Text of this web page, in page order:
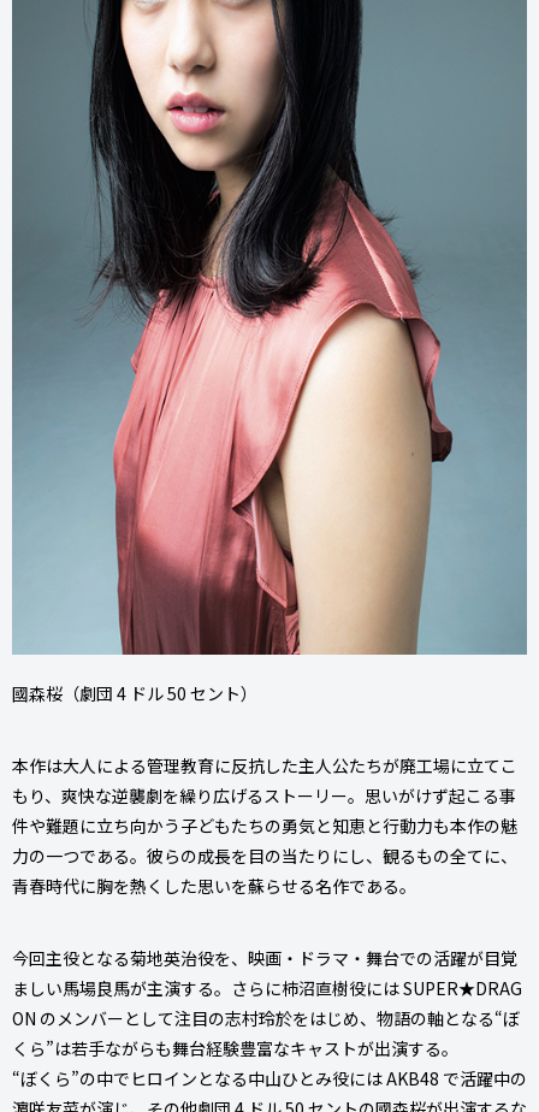
國森桜（劇団 4 ドル 50 セント）
本作は大人による管理教育に反抗した主人公たちが廃工場に立てこ
もり、爽快な逆襲劇を繰り広げるストーリー。思いがけず起こる事
件や難題に立ち向かう子どもたちの勇気と知恵と行動力も本作の魅
力の一つである。彼らの成長を目の当たりにし、観るもの全てに、
青春時代に胸を熱くした思いを蘇らせる名作である。
今回主役となる菊地英治役を、映画・ドラマ・舞台での活躍が目覚
ましい馬場良馬が主演する。さらに柿沼直樹役には SUPER★DRAG
ON のメンバーとして注目の志村玲於をはじめ、物語の軸となる“ぼ
くら”は若手ながらも舞台経験豊富なキャストが出演する。
“ぼくら”の中でヒロインとなる中山ひとみ役には AKB48 で活躍中の